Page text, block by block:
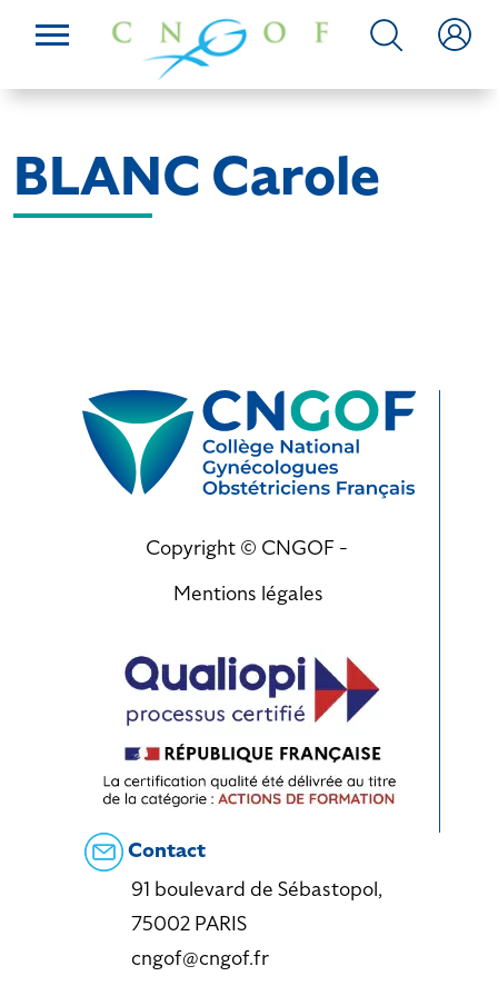
BLANC Carole
Copyright © CNGOF -
Mentions légales
Contact
91 boulevard de Sébastopol,
75002 PARIS
cngof@cngof.fr